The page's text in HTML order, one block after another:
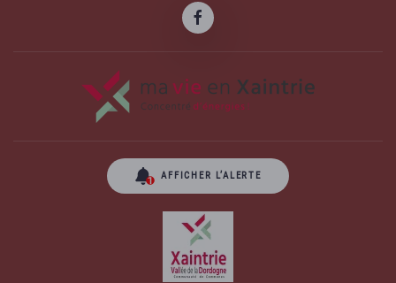
AFFICHER L’ALERTE